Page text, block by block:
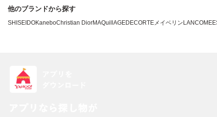
他のブランドから探す
SHISEIDOKaneboChristian DiorMAQuillAGEDECORTEメイベリン LANCOME